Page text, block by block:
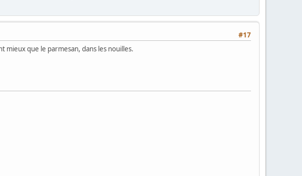
#17
mieux que le parmesan, dans les nouilles.